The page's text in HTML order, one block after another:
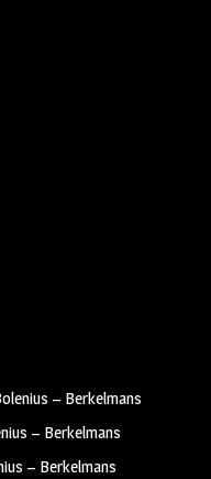
– Berkelmans
– Berkelmans
– Berkelmans